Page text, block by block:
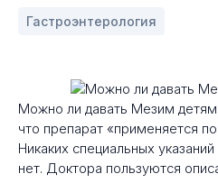
Гастроэнтерология
Можно ли давать Мезим
что препарат «применяется
Никаких специальных
нет. Доктора пользуются